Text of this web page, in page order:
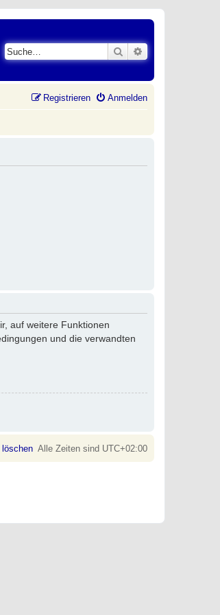
Suche
Anmelden
Registrieren
auf weitere Funktionen
und die verwandten
Alle Zeiten sind UTC+02:00